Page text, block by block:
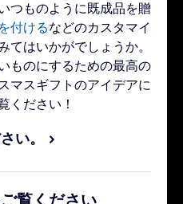
つものように既成品を贈
付けるなどのカスタマイ
てはいかがでしょうか。
ものにするための最高の
マスギフトのアイデアに
ください！
い。
覧ください